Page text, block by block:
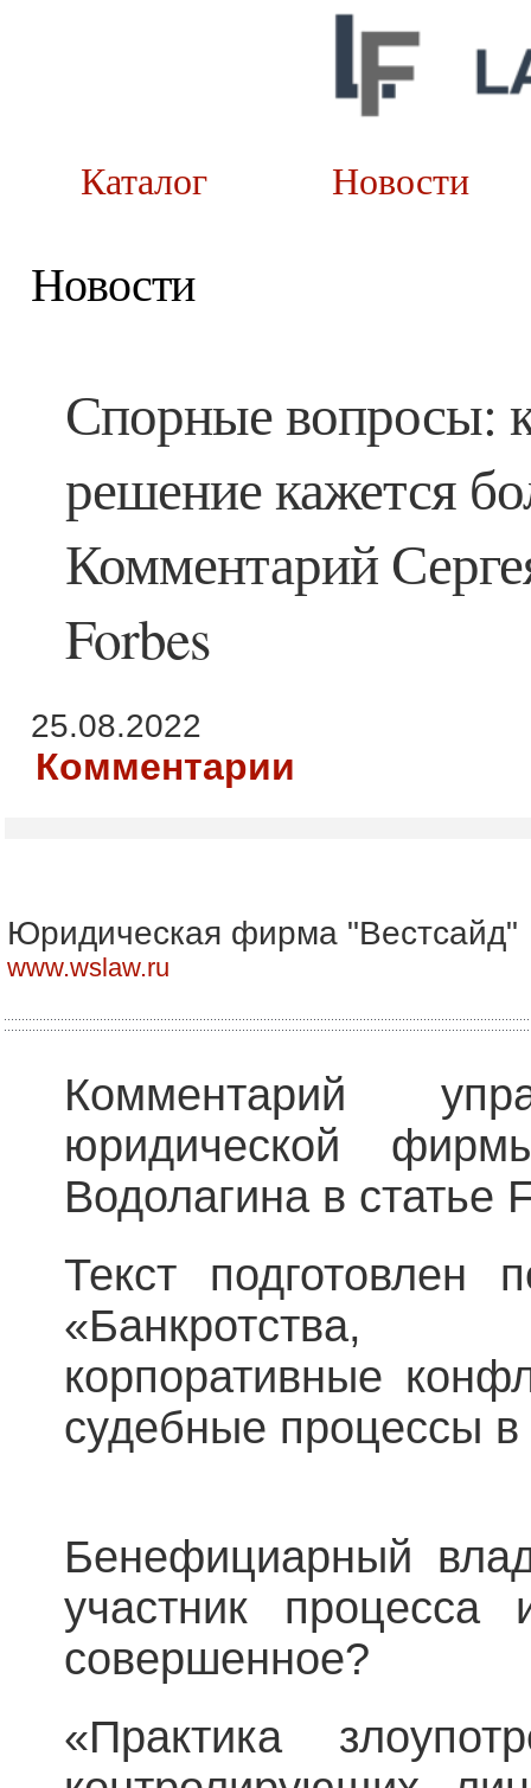
Каталог
Новости
Спорные вопросы:
решение кажется
Комментарий
Forbes
25.08.2022
Комментарии
Юридическая фирма "Вестсайд"
www.wslaw.ru
Комментарий
юридической
Водолагина в статье
Текст подготовлен
«Банкротства,
корпоративные
судебные процессы
Бенефициарный
участник
совершенное?
«Практика